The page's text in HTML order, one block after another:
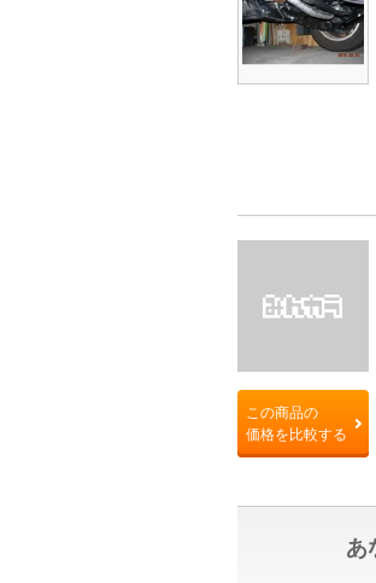
この商品の
価格を比較する
あ